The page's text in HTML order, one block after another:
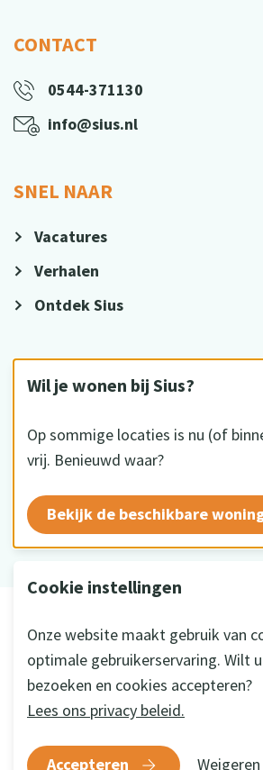
Wil je wonen bij Sius?
Op sommige locaties is nu (of
vrij. Benieuwd waar?
Bekijk de beschikbare
Cookie instellingen
Onze website maakt gebruik van
optimale gebruikerservaring. Wilt
bezoeken en cookies accepteren?
Lees ons privacy beleid.
Accepteren Weigeren
CONTACT
0544-371130
info@sius.nl
SNEL NAAR
Vacatures
Verhalen
Ontdek Sius
HKZ gecertificeerd
Disclaimer
Privacy
Cookie instellingen
Ontwikkeld doora&m impact